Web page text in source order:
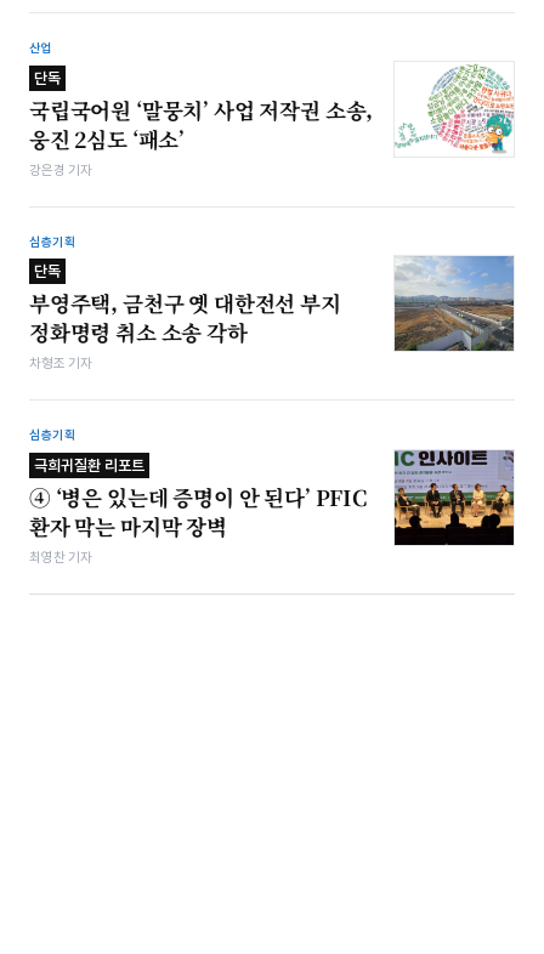
산업
단독
국립국어원 ‘말뭉치’ 사업 저작권 소송,
웅진 2심도 ‘패소’
강은경 기자
심층기획
단독
부영주택, 금천구 옛 대한전선 부지
정화명령 취소 소송 각하
차형조 기자
심층기획
극희귀질환 리포트
④ ‘병은 있는데 증명이 안 된다’ PFIC
환자 막는 마지막 장벽
최영찬 기자